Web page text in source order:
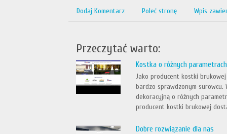
Dodaj Komentarz Poleć stronę Wpis
Przeczytać warto:
Kostka o różnych parametrach
Jako producent kostki
bardzo sprawdzonym surowcu.
dekoracyjną o różnych
producent kostki brukowej
Dobre rozwiązanie dla nas